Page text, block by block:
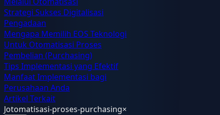
Strategi Sukses Digitalisasi
Pengadaan
Mengapa Memilih EOS Teknologi
Untuk Otomatisasi Proses
Pembelian (Purchasing)
Tips Implementasi yang Efektif
Manfaat Implementasi bagi
Perusahaan Anda
Artikel Terkait
Jotomatisasi-proses-purchasing×